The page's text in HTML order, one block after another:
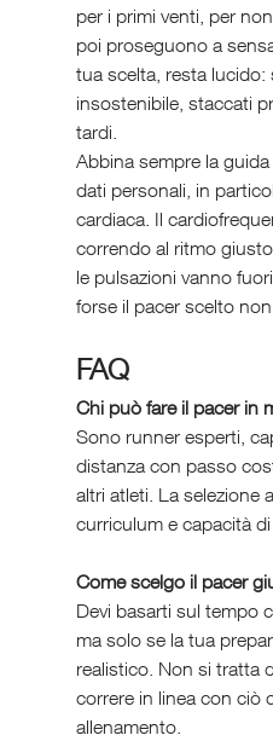
per i primi venti, per
poi proseguono a
tua scelta, resta lucido:
insostenibile, staccati
tardi.
Abbina sempre la
dati personali, in
cardiaca. Il
correndo al ritmo
le pulsazioni vanno
forse il pacer scelto
FAQ
Chi può fare il pacer in
Sono runner esperti,
distanza con passo
altri atleti. La selezione
curriculum e capacità
Come scelgo il pacer
Devi basarti sul tempo
ma solo se la tua
realistico. Non si tratta
correre in linea con ciò
allenamento.